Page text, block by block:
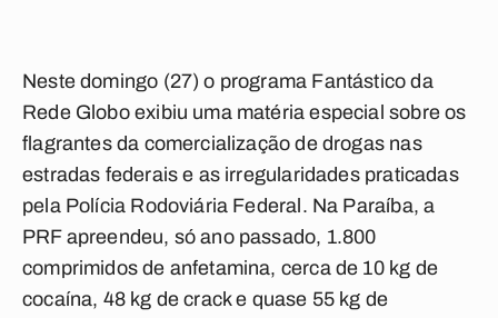
Neste domingo (27) o programa Fantástico da
Rede Globo exibiu uma matéria especial sobre os
flagrantes da comercialização de drogas nas
estradas federais e as irregularidades praticadas
pela Polícia Rodoviária Federal. Na Paraíba, a
PRF apreendeu, só ano passado, 1.800
comprimidos de anfetamina, cerca de 10 kg de
cocaína, 48 kg de crack e quase 55 kg de